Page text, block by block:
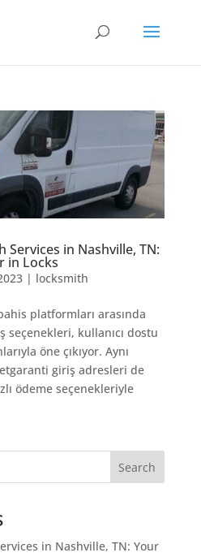
in Nashville, TN:
in Locks
| locksmith
platformları arasında
seçenekleri, kullanıcı dostu
öne çıkıyor. Aynı
giriş adresleri de
ödeme seçenekleriyle
Search
in Nashville, TN: Your